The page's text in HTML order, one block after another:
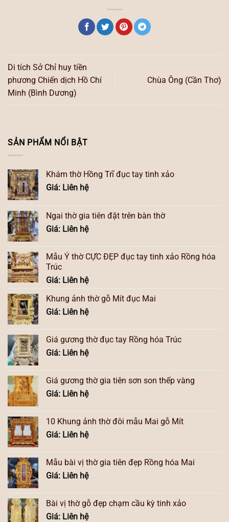
SẢN PHẨM NỔI BẬT
Khám thờ Hồng Trĩ đục tay tinh xảo
Giá: Liên hệ
Ngai thờ gia tiên đặt trên bàn thờ
Giá: Liên hệ
Mẫu Ỷ thờ CỰC ĐẸP đục tay tinh xảo Rồng hóa
Trúc
Giá: Liên hệ
Khung ảnh thờ gỗ Mít đục Mai
Giá: Liên hệ
Giá gương thờ đục tay Rồng hóa Trúc
Giá: Liên hệ
Giá gương thờ gia tiên sơn son thếp vàng
Giá: Liên hệ
10 Khung ảnh thờ đôi mẫu Mai gỗ Mít
Giá: Liên hệ
Mẫu bài vị thờ gia tiên đẹp Rồng hóa Mai
Giá: Liên hệ
Bài vị thờ gỗ đẹp chạm cầu kỳ tinh xảo
Giá: Liên hệ
Di tích Sở Chỉ huy tiền
phương Chiến dịch Hồ Chí
Minh (Bình Dương)
Chùa Ông (Cần Thơ)